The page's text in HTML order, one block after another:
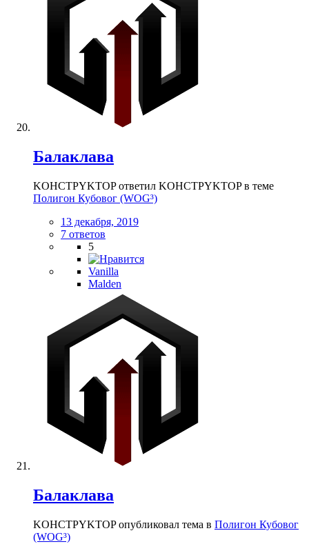
Балаклава
KOHCTPYKTOP ответил KOHCTPYKTOP в теме
Полигон Кубовог (WOG³)
13 декабря, 2019
7 ответов
5
Vanilla
Malden
Балаклава
KOHCTPYKTOP опубликовал тема в Полигон Кубовог
(WOG³)